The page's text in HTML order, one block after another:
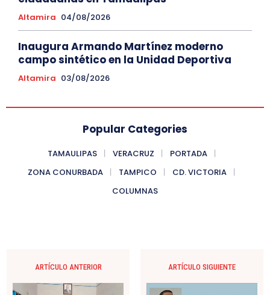
Altamira 04/08/2026
Inaugura Armando Martínez moderno
campo sintético en la Unidad Deportiva
Altamira 03/08/2026
Popular Categories
TAMAULIPAS VERACRUZ
PORTADA
ZONA CONURBADA
TAMPICO
CD. VICTORIA
COLUMNAS
ARTÍCULO ANTERIOR ARTÍCULO SIGUIENTE